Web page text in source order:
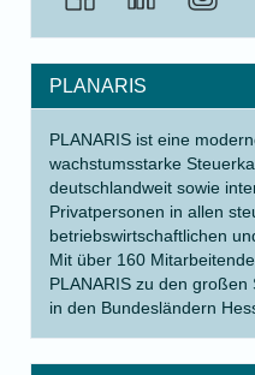
PLANARIS
PLANARIS ist eine
wachstumsstarke
deutschlandweit sowie
Privatpersonen in allen
betriebswirtschaftlichen
Mit über 160
PLANARIS zu den
in den Bundesländern